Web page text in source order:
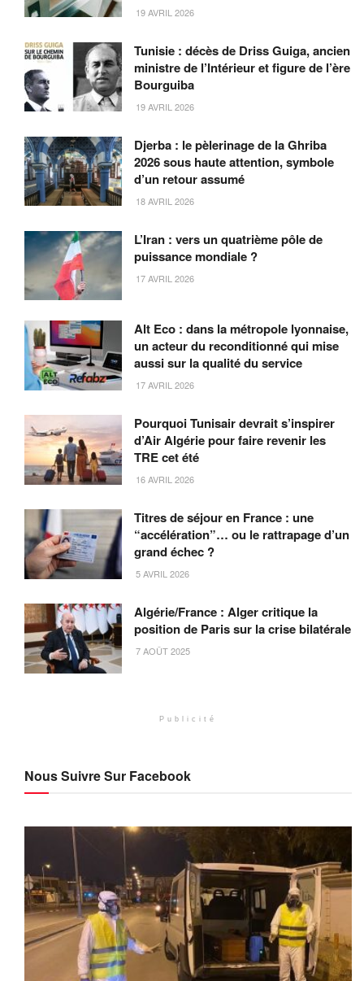
19 AVRIL 2026
Tunisie : décès de Driss Guiga, ancien
ministre de l’Intérieur et figure de l’ère
Bourguiba
19 AVRIL 2026
Djerba : le pèlerinage de la Ghriba
2026 sous haute attention, symbole
d’un retour assumé
18 AVRIL 2026
L’Iran : vers un quatrième pôle de
puissance mondiale ?
17 AVRIL 2026
Alt Eco : dans la métropole lyonnaise,
un acteur du reconditionné qui mise
aussi sur la qualité du service
17 AVRIL 2026
Pourquoi Tunisair devrait s’inspirer
d’Air Algérie pour faire revenir les
TRE cet été
16 AVRIL 2026
Titres de séjour en France : une
“accélération”… ou le rattrapage d’un
grand échec ?
5 AVRIL 2026
Algérie/France : Alger critique la
position de Paris sur la crise bilatérale
7 AOÛT 2025
Publicité
Nous Suivre Sur Facebook